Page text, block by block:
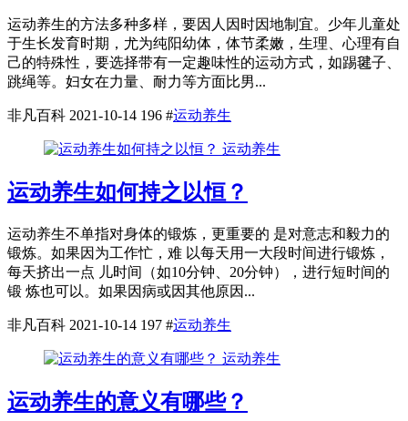
运动养生的方法多种多样，要因人因时因地制宜。少年儿童处
于生长发育时期，尤为纯阳幼体，体节柔嫩，生理、心理有自
己的特殊性，要选择带有一定趣味性的运动方式，如踢毽子、
跳绳等。妇女在力量、耐力等方面比男...
非凡百科 2021-10-14 196 #运动养生
运动养生
运动养生如何持之以恒？
运动养生不单指对身体的锻炼，更重要的 是对意志和毅力的
锻炼。如果因为工作忙，难 以每天用一大段时间进行锻炼，
每天挤出一点 儿时间（如10分钟、20分钟），进行短时间的
锻 炼也可以。如果因病或因其他原因...
非凡百科 2021-10-14 197 #运动养生
运动养生
运动养生的意义有哪些？